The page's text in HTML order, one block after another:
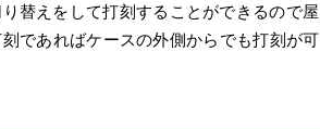
替えをして打刻することができるので屋
であればケースの外側からでも打刻が可